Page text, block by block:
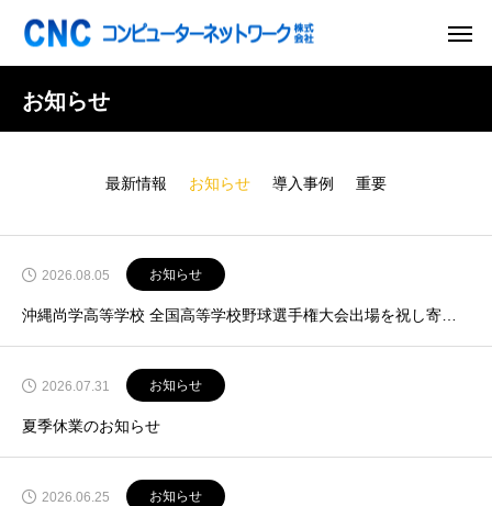
お知らせ
最新情報 お知らせ 導入事例 重要
2026.08.05 お知らせ
2026.07.31 お知らせ
夏季休業のお知らせ
2026.06.25 お知らせ